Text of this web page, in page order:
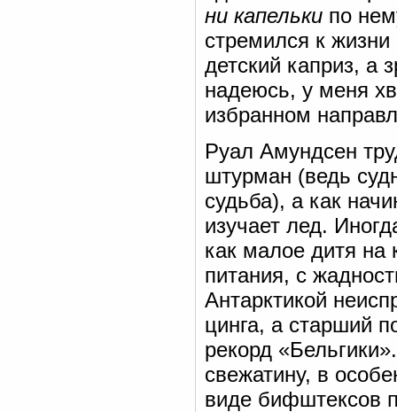
ни капельки по
стремился к
детский каприз,
надеюсь, у меня
избранном
Руал Амундсен
штурман (ведь
судьба), а как
изучает лед.
как малое дитя на
питания, с
Антарктикой
цинга, а старший
рекорд
свежатину, в
виде бифштексов